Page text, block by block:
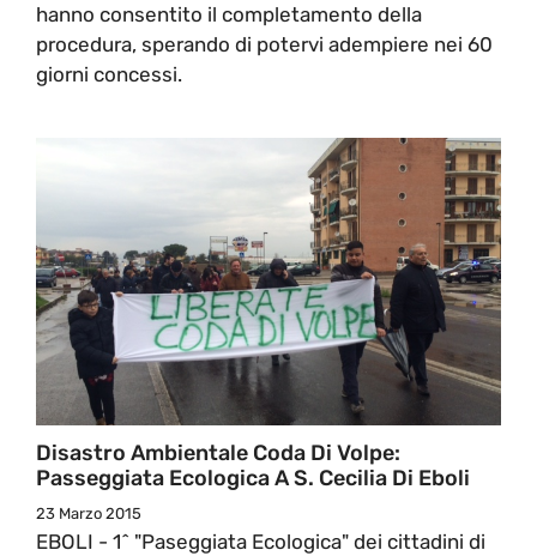
hanno consentito il completamento della
procedura, sperando di potervi adempiere nei 60
giorni concessi.
Disastro Ambientale Coda Di Volpe:
Passeggiata Ecologica A S. Cecilia Di Eboli
23 Marzo 2015
EBOLI - 1^ "Paseggiata Ecologica" dei cittadini di